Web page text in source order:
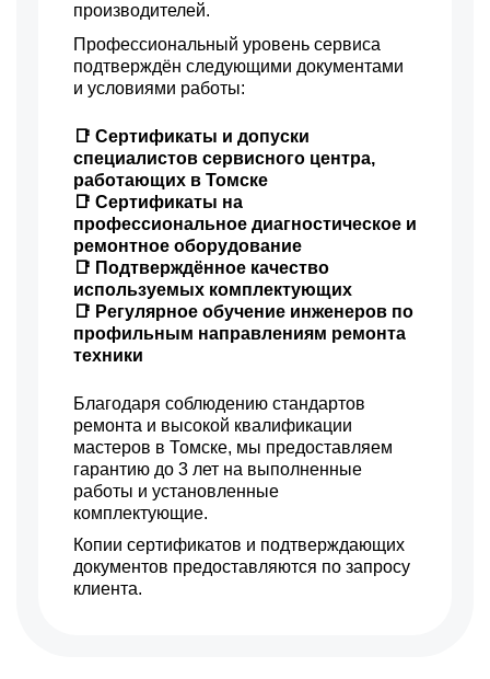
производителей.
Профессиональный уровень сервиса
подтверждён следующими документами
и условиями работы:
📑 Сертификаты и допуски
специалистов сервисного центра,
работающих в Томске
📑 Сертификаты на
профессиональное диагностическое и
ремонтное оборудование
📑 Подтверждённое качество
используемых комплектующих
📑 Регулярное обучение инженеров по
профильным направлениям ремонта
техники
Благодаря соблюдению стандартов
ремонта и высокой квалификации
мастеров в Томске, мы предоставляем
гарантию до 3 лет на выполненные
работы и установленные
комплектующие.
Копии сертификатов и подтверждающих
документов предоставляются по запросу
клиента.